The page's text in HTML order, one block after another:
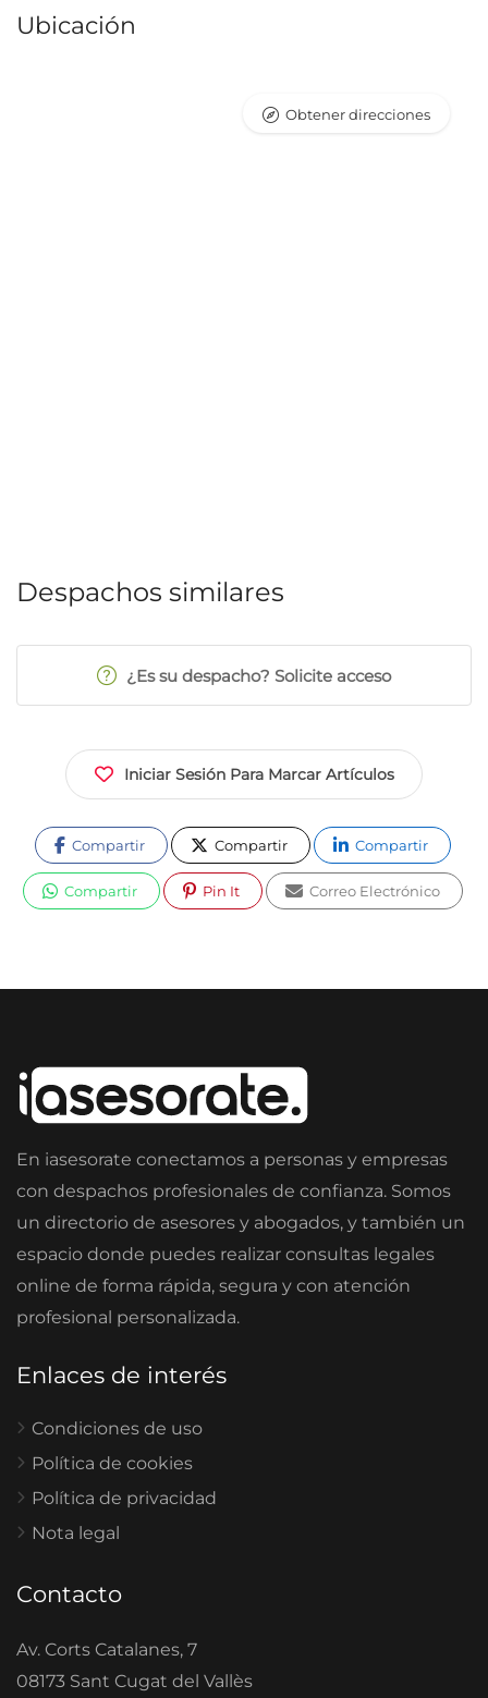
Ubicación
Obtener direcciones
Despachos similares
¿Es su despacho? Solicite acceso
Iniciar Sesión Para Marcar Artículos
Compartir Compartir Compartir
Compartir Pin It Correo Electrónico
En iasesorate conectamos a personas y empresas
con despachos profesionales de confianza. Somos
un directorio de asesores y abogados, y también un
espacio donde puedes realizar consultas legales
online de forma rápida, segura y con atención
profesional personalizada.
Enlaces de interés
Condiciones de uso
Política de cookies
Política de privacidad
Nota legal
Contacto
Av. Corts Catalanes, 7
08173 Sant Cugat del Vallès